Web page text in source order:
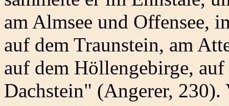
am Almsee und Offensee,
auf dem Traunstein, am
auf dem Höllengebirge,
Dachstein" (Angerer, 230).